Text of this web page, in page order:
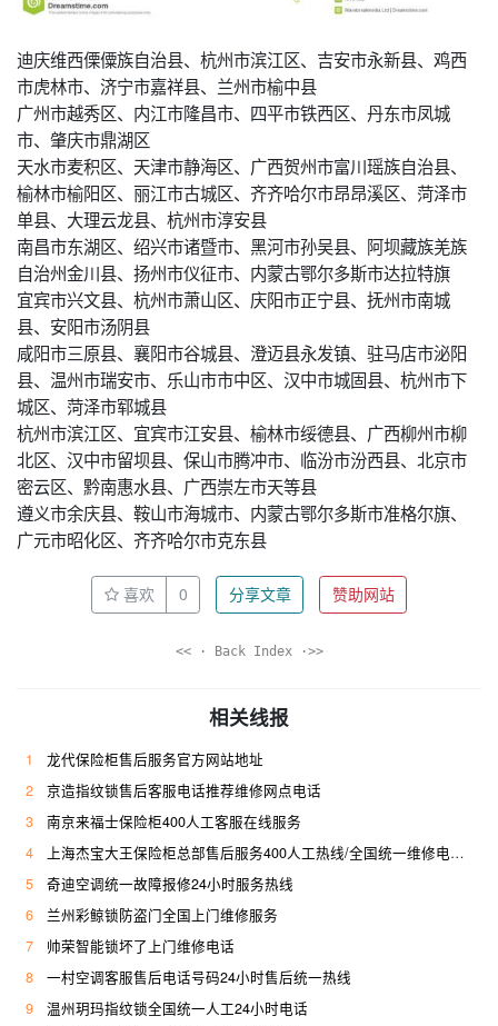
迪庆维西傈僳族自治县、杭州市滨江区、吉安市永新县、鸡西
市虎林市、济宁市嘉祥县、兰州市榆中县
广州市越秀区、内江市隆昌市、四平市铁西区、丹东市凤城
市、肇庆市鼎湖区
天水市麦积区、天津市静海区、广西贺州市富川瑶族自治县、
榆林市榆阳区、丽江市古城区、齐齐哈尔市昂昂溪区、菏泽市
单县、大理云龙县、杭州市淳安县
南昌市东湖区、绍兴市诸暨市、黑河市孙吴县、阿坝藏族羌族
自治州金川县、扬州市仪征市、内蒙古鄂尔多斯市达拉特旗
宜宾市兴文县、杭州市萧山区、庆阳市正宁县、抚州市南城
县、安阳市汤阴县
咸阳市三原县、襄阳市谷城县、澄迈县永发镇、驻马店市泌阳
县、温州市瑞安市、乐山市市中区、汉中市城固县、杭州市下
城区、菏泽市郓城县
杭州市滨江区、宜宾市江安县、榆林市绥德县、广西柳州市柳
北区、汉中市留坝县、保山市腾冲市、临汾市汾西县、北京市
密云区、黔南惠水县、广西崇左市天等县
遵义市余庆县、鞍山市海城市、内蒙古鄂尔多斯市准格尔旗、
广元市昭化区、齐齐哈尔市克东县
喜欢 0 分享文章 赞助网站
<< · Back Index ·>>
相关线报
1
龙代保险柜售后服务官方网站地址
2
京造指纹锁售后客服电话推荐维修网点电话
3
南京来福士保险柜400人工客服在线服务
4
上海杰宝大王保险柜总部售后服务400人工热线/全国统一维修电话是多少
5
奇迪空调统一故障报修24小时服务热线
6
兰州彩鲸锁防盗门全国上门维修服务
7
帅荣智能锁坏了上门维修电话
8
一村空调客服售后电话号码24小时售后统一热线
9
温州玥玛指纹锁全国统一人工24小时电话